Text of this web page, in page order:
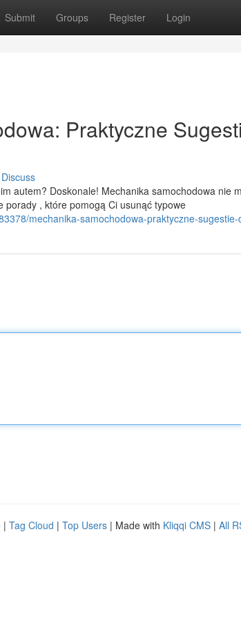
Submit Groups Register Login
Praktyczne
Discuss
autem? Doskonale! Mechanika samochodowa nie
porady , które pomogą Ci usunąć typowe
mechanika-samochodowa-praktyczne-
| Tag Cloud | Top Users | Made with Kliqqi CMS | All